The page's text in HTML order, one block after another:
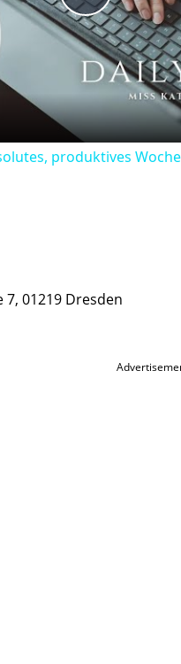
Play
Video
produktives
7, 01219 Dresden